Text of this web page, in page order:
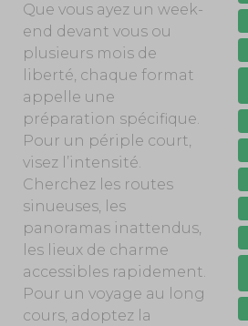
Que vous ayez un week-
end devant vous ou
plusieurs mois de
liberté, chaque format
appelle une
préparation spécifique.
Pour un périple court,
visez l’intensité.
Cherchez les routes
sinueuses, les
panoramas inattendus,
les lieux de charme
accessibles rapidement.
Pour un voyage au long
cours, adoptez la